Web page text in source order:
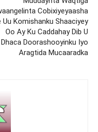
Cobixiyeyaasha
Uu Komishanku Shaaciyey
Oo Ay Ku Caddahay Dib U
Dhaca Doorashooyinku Iyo
Aragtida Mucaaradka